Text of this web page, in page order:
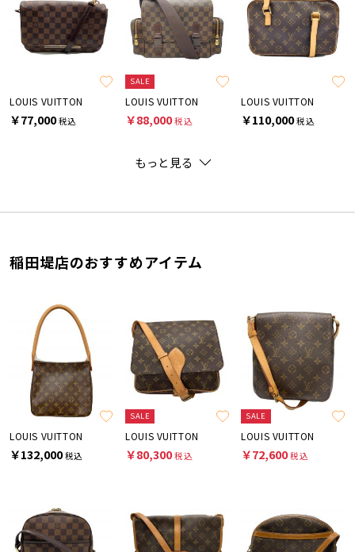
LOUIS VUITTON
￥77,000税込
SALE
LOUIS VUITTON
￥88,000税込
LOUIS VUITTON
￥110,000税込
もっと見る
稲田堤店のおすすめアイテム
LOUIS VUITTON
￥132,000税込
SALE
LOUIS VUITTON
￥80,300税込
SALE
LOUIS VUITTON
￥72,600税込